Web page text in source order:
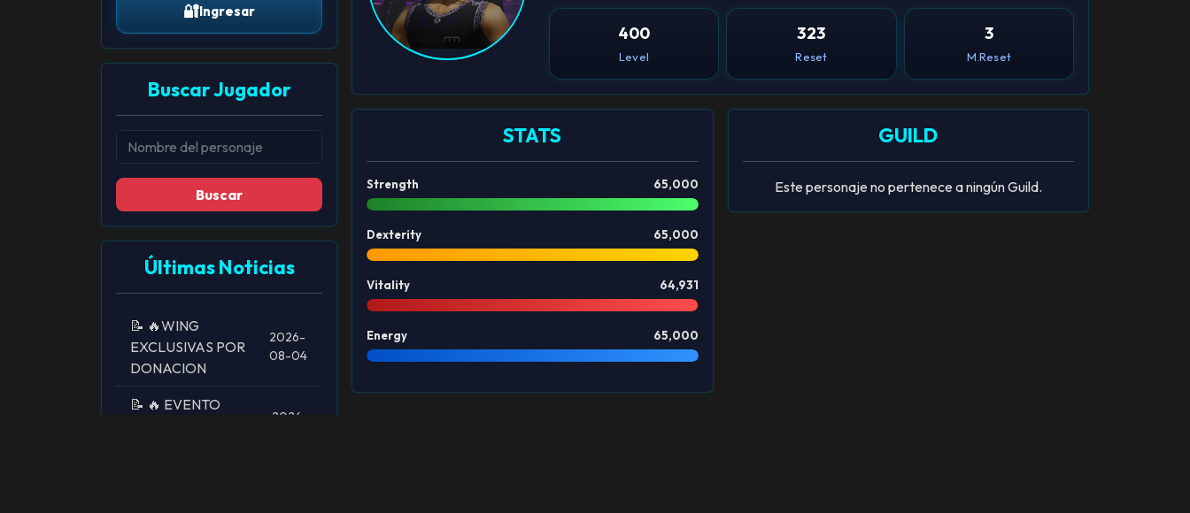
🔐Ingresar
Buscar Jugador
Buscar
Últimas Noticias
📝 🔥WING
EXCLUSIVAS POR
DONACION
2026-
08-04
📝 🔥 EVENTO
2026-
400
Level
323
Reset
3
M.Reset
STATS
Strength 65,000
Dexterity 65,000
Vitality 64,931
Energy 65,000
GUILD
Este personaje no pertenece a ningún Guild.